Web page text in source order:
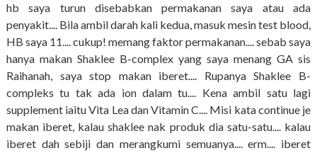
hb saya turun disebabkan permakanan saya atau ada
penyakit.... Bila ambil darah kali kedua, masuk mesin test blood,
HB saya 11.... cukup! memang faktor permakanan.... sebab saya
hanya makan Shaklee B-complex yang saya menang GA sis
Raihanah, saya stop makan iberet.... Rupanya Shaklee B-
compleks tu tak ada ion dalam tu.... Kena ambil satu lagi
supplement iaitu Vita Lea dan Vitamin C.... Misi kata continue je
makan iberet, kalau shaklee nak produk dia satu-satu.... kalau
iberet dah sebiji dan merangkumi semuanya.... erm.... iberet